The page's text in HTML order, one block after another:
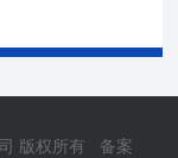
版权所有 备案